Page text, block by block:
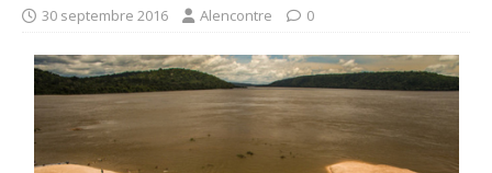
30 septembre 2016 Alencontre 0